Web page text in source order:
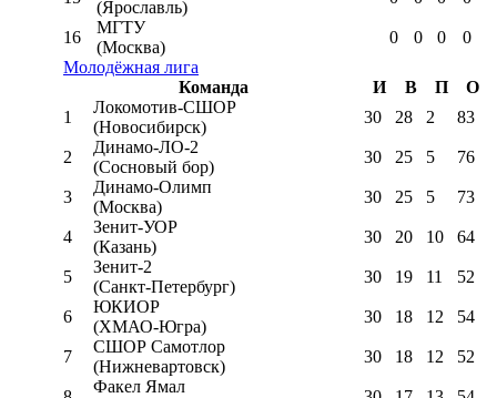
(Ярославль)
16
МГТУ
(Москва)
0 0 0
0
Молодёжная лига
Команда
И В П
О
1
Локомотив-CШОР
(Новосибирск)
30 28 2 83
2
Динамо-ЛО-2
(Сосновый бор)
30 25 5 76
3
Динамо-Олимп
(Москва)
30 25 5 73
4
Зенит-УОР
(Казань)
30 20 10 64
5
Зенит-2
(Санкт-Петербург)
30 19 11 52
6
ЮКИОР
(ХМАО-Югра)
30 18 12 54
7
СШОР Самотлор
(Нижневартовск)
30 18 12 52
Факел Ямал